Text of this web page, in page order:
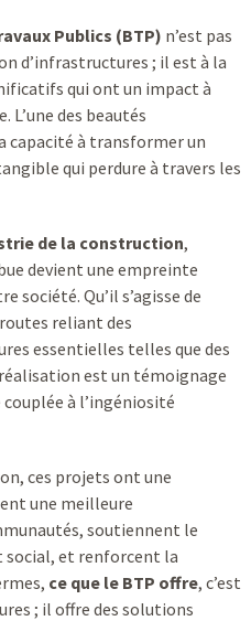
Publics (BTP) n’est pas
d’infrastructures ; il est à la
qui ont un impact à
L’une des beautés
capacité à transformer un
qui perdure à travers les
de la construction,
devient une empreinte
société. Qu’il s’agisse de
reliant des
essentielles telles que des
est un témoignage
à l’ingéniosité
ces projets ont une
une meilleure
soutiennent le
social, et renforcent la
ce que le BTP offre, c’est
; il offre des solutions